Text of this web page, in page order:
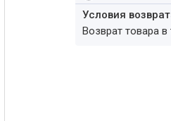
возврат товара